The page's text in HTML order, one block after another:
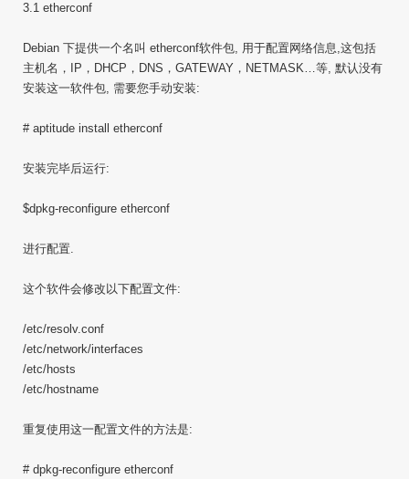
3.1 etherconf
Debian 下提供一个名叫 etherconf软件包, 用于配置网络信息,这包括
主机名，IP，DHCP，DNS，GATEWAY，NETMASK…等, 默认没有
安装这一软件包, 需要您手动安装:
# aptitude install etherconf
安装完毕后运行:
$dpkg-reconfigure etherconf
进行配置.
这个软件会修改以下配置文件:
/etc/resolv.conf
/etc/network/interfaces
/etc/hosts
/etc/hostname
重复使用这一配置文件的方法是:
# dpkg-reconfigure etherconf